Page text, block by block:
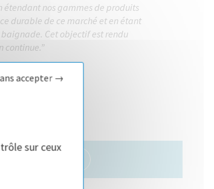
nos gammes de produits
durable de ce marché et en étant
Cet objectif est rendu
continue.”
sur ceux
accepter →